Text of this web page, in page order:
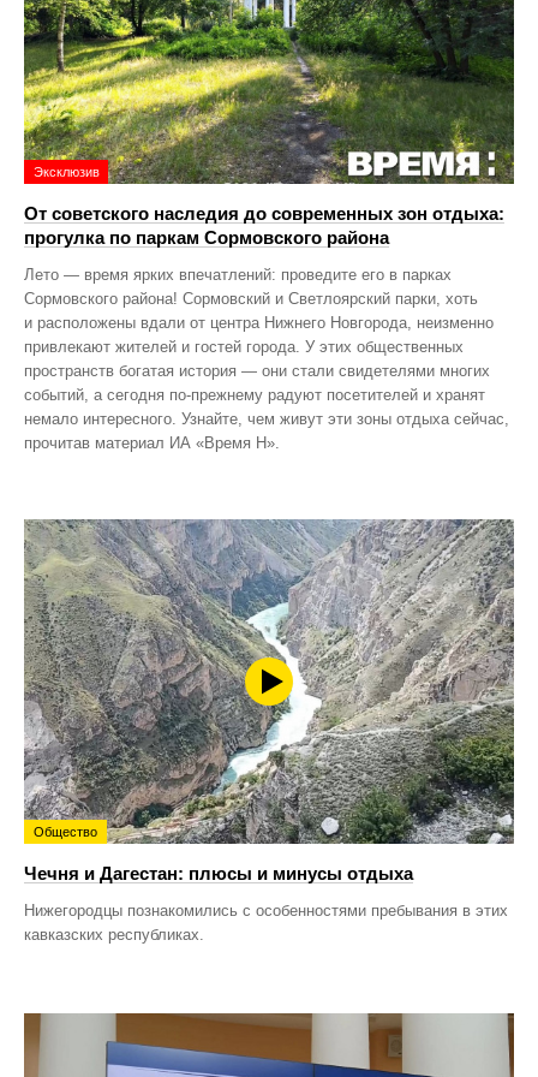
Эксклюзив
От советского наследия до современных зон отдыха:
прогулка по паркам Сормовского района
Лето — время ярких впечатлений: проведите его в парках
Сормовского района! Сормовский и Светлоярский парки, хоть
и расположены вдали от центра Нижнего Новгорода, неизменно
привлекают жителей и гостей города. У этих общественных
пространств богатая история — они стали свидетелями многих
событий, а сегодня по‑прежнему радуют посетителей и хранят
немало интересного. Узнайте, чем живут эти зоны отдыха сейчас,
прочитав материал ИА «Время Н».
Общество
Чечня и Дагестан: плюсы и минусы отдыха
Нижегородцы познакомились с особенностями пребывания в этих
кавказских республиках.